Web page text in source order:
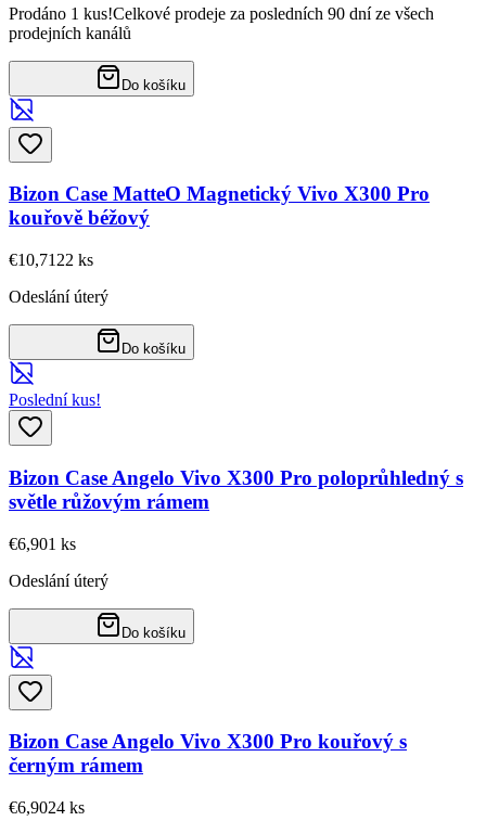
Prodáno 1 kus!Celkové prodeje za posledních 90 dní ze všech
prodejních kanálů
Do košíku
Bizon Case MatteO Magnetický Vivo X300 Pro
kouřově béžový
€10,71 22 ks
Odeslání úterý
Do košíku
Poslední kus!
Bizon Case Angelo Vivo X300 Pro poloprůhledný s
světle růžovým rámem
€6,901 ks
Odeslání úterý
Do košíku
Bizon Case Angelo Vivo X300 Pro kouřový s
černým rámem
€6,9024 ks